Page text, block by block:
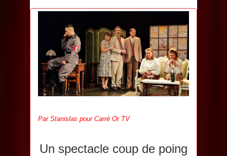
Par Stanislas pour Carré Or TV
Un spectacle coup de poing